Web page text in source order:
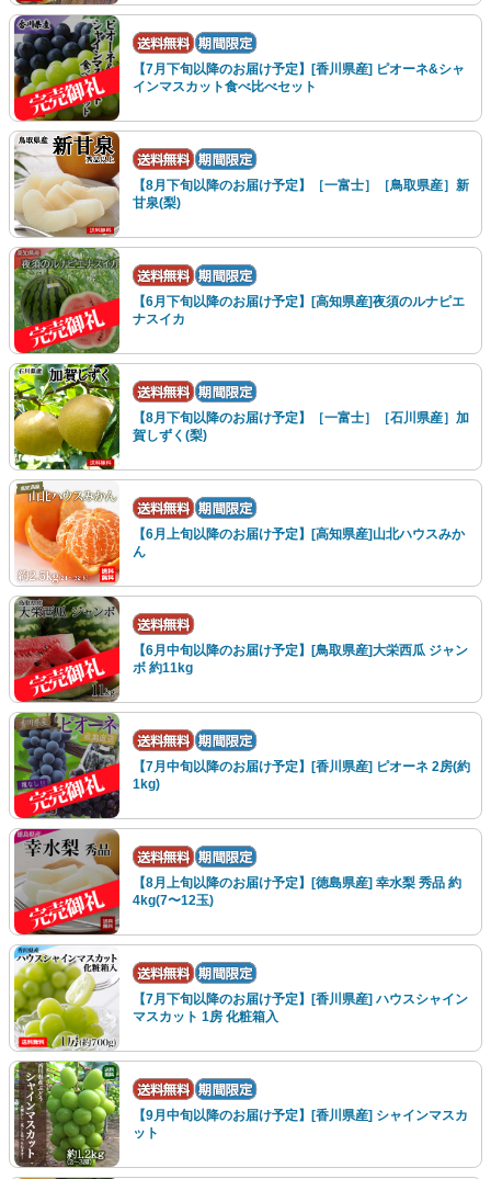
【7月下旬以降のお届け予定】[香川県産] ピオーネ&シャ
インマスカット食べ比べセット
【8月下旬以降のお届け予定】［一富士］［鳥取県産］新
甘泉(梨)
【6月下旬以降のお届け予定】[高知県産]夜須のルナピエ
ナスイカ
【8月下旬以降のお届け予定】［一富士］［石川県産］加
賀しずく(梨)
【6月上旬以降のお届け予定】[高知県産]山北ハウスみか
ん
【6月中旬以降のお届け予定】[鳥取県産]大栄西瓜 ジャン
ボ 約11kg
【7月中旬以降のお届け予定】[香川県産] ピオーネ 2房(約
1kg)
【8月上旬以降のお届け予定】[徳島県産] 幸水梨 秀品 約
4kg(7〜12玉)
【7月下旬以降のお届け予定】[香川県産] ハウスシャイン
マスカット 1房 化粧箱入
【9月中旬以降のお届け予定】[香川県産] シャインマスカ
ット